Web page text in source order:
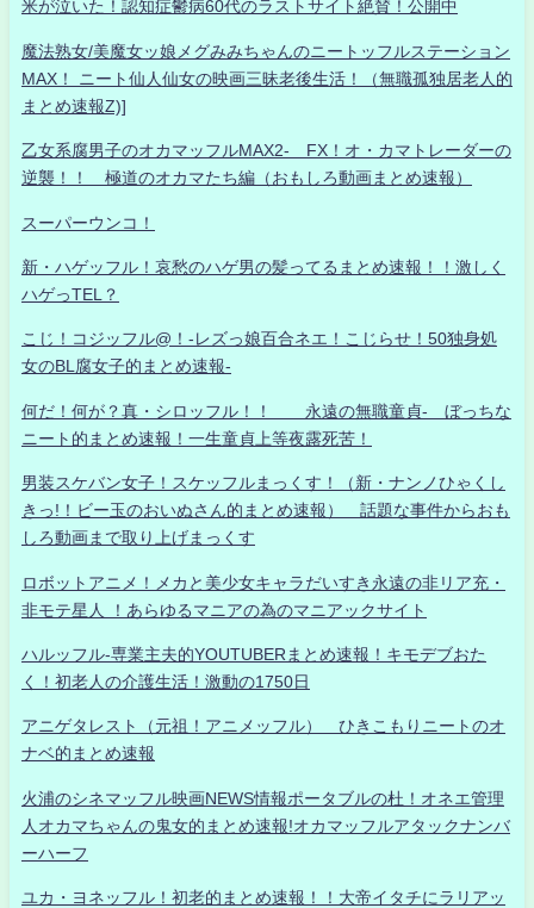
米が泣いた！認知症鬱病60代のラストサイト絶賛！公開中
魔法熟女/美魔女ッ娘メグみみちゃんのニートッフルステーション
MAX！ ニート仙人仙女の映画三昧老後生活！（無職孤独居老人的
まとめ速報Z)]
乙女系腐男子のオカマッフルMAX2- FX！オ・カマトレーダーの
逆襲！！ 極道のオカマたち編（おもしろ動画まとめ速報）
スーパーウンコ！
新・ハゲッフル！哀愁のハゲ男の髪ってるまとめ速報！！激しく
ハゲっTEL？
こじ！コジッフル@！-レズっ娘百合ネエ！こじらせ！50独身処
女のBL腐女子的まとめ速報-
何だ！何が？真・シロッフル！！ 永遠の無職童貞- ぼっちな
ニート的まとめ速報！一生童貞上等夜露死苦！
男装スケバン女子！スケッフルまっくす！（新・ナンノひゃくし
きっ!！ビー玉のおいぬさん的まとめ速報） 話題な事件からおも
しろ動画まで取り上げまっくす
ロボットアニメ！メカと美少女キャラだいすき永遠の非リア充・
非モテ星人 ！あらゆるマニアの為のマニアックサイト
ハルッフル-専業主夫的YOUTUBERまとめ速報！キモデブおた
く！初老人の介護生活！激動の1750日
アニゲタレスト（元祖！アニメッフル） ひきこもりニートのオ
ナベ的まとめ速報
火浦のシネマッフル映画NEWS情報ポータブルの杜！オネエ管理
人オカマちゃんの鬼女的まとめ速報!オカマッフルアタックナンバ
ーハーフ
ユカ・ヨネッフル！初老的まとめ速報！！大帝イタチにラリアッ